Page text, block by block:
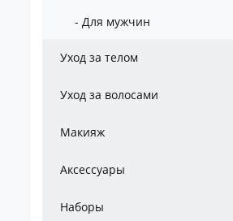
- Для мужчин
Уход за телом
Уход за волосами
Макияж
Аксессуары
Наборы